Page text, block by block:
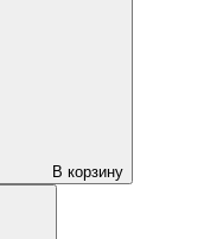
В корзину